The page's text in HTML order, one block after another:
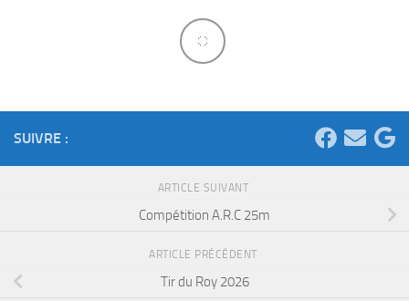
SUIVRE :
ARTICLE SUIVANT
Compétition A.R.C 25m
ARTICLE PRÉCÉDENT
Tir du Roy 2026